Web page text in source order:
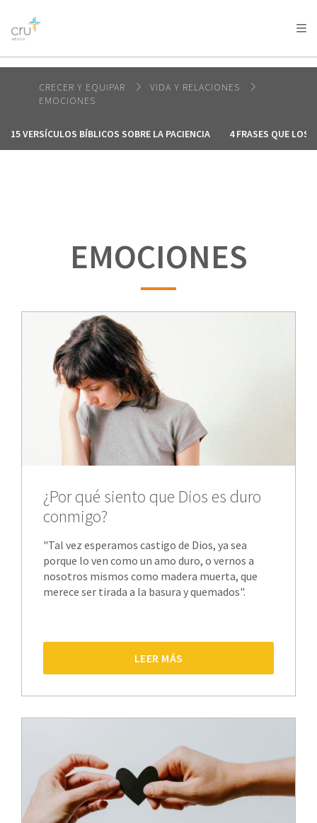
AFRICA
AMERICA / CARIBBEAN
OCEANIA
CRECER Y EQUIPAR
VIDA Y RELACIONES
EMOCIONES
15 VERSÍCULOS BÍBLICOS SOBRE LA PACIENCIA 4 FRASES QUE LOS
EMOCIONES
¿Por qué siento que Dios es duro
conmigo?
"Tal vez esperamos castigo de Dios, ya sea
porque lo ven como un amo duro, o vernos a
nosotros mismos como madera muerta, que
merece ser tirada a la basura y quemados".
LEER MÁS